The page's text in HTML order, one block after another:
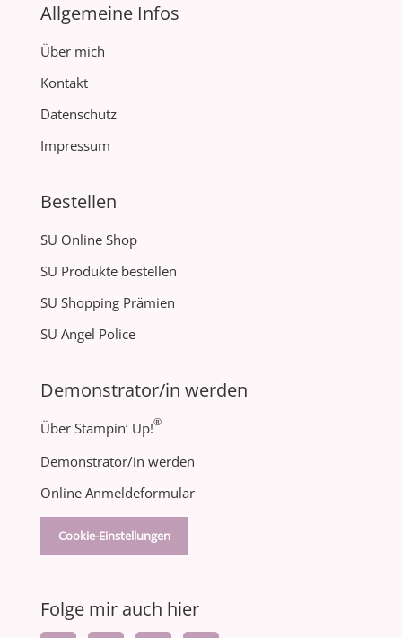
Allgemeine Infos
Über mich
Kontakt
Datenschutz
Impressum
Bestellen
SU Online Shop
SU Produkte bestellen
SU Shopping Prämien
SU Angel Police
Demonstrator/in werden
Über Stampin‘ Up!®
Demonstrator/in werden
Online Anmeldeformular
Cookie-Einstellungen
Folge mir auch hier